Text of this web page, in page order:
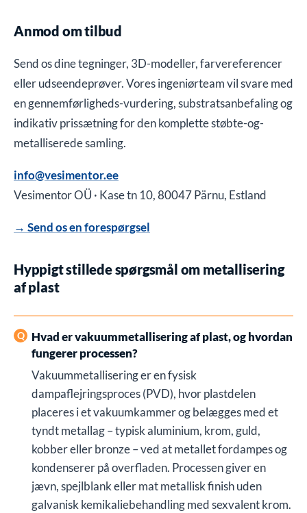
Anmod om tilbud
Send os dine tegninger, 3D-modeller, farvereferencer
eller udseendeprøver. Vores ingeniørteam vil svare med
en gennemførligheds-vurdering, substratsanbefaling og
indikativ prissætning for den komplette støbte-og-
metalliserede samling.
info@vesimentor.ee
Vesimentor OÜ · Kase tn 10, 80047 Pärnu, Estland
→ Send os en forespørgsel
Hyppigt stillede spørgsmål om metallisering
af plast
Hvad er vakuummetallisering af plast, og hvordan
fungerer processen?
Vakuummetallisering er en fysisk
dampaflejringsproces (PVD), hvor plastdelen
placeres i et vakuumkammer og belægges med et
tyndt metallag – typisk aluminium, krom, guld,
kobber eller bronze – ved at metallet fordampes og
kondenserer på overfladen. Processen giver en
jævn, spejlblank eller mat metallisk finish uden
galvanisk kemikaliebehandling med sexvalent krom.